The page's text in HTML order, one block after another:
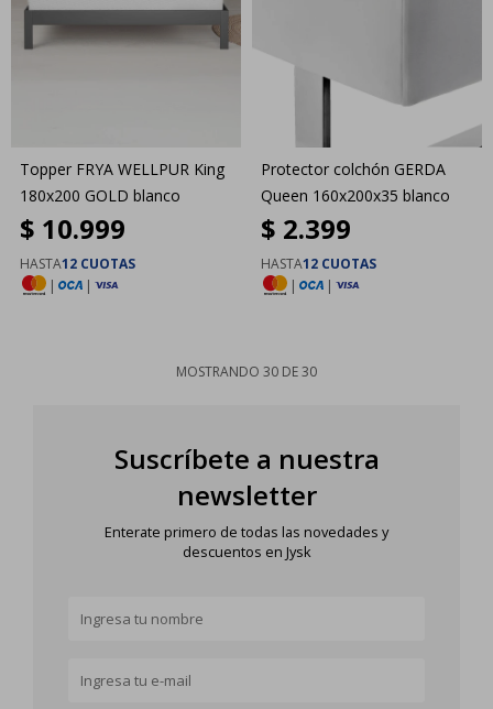
Topper FRYA WELLPUR King
180x200 GOLD blanco
$ 10.999
HASTA12 CUOTAS
|
|
Protector colchón GERDA
Queen 160x200x35 blanco
$ 2.399
HASTA12 CUOTAS
|
|
MOSTRANDO 30 DE30
Suscríbete a nuestra
newsletter
Enterate primero de todas las novedades y
descuentos en Jysk